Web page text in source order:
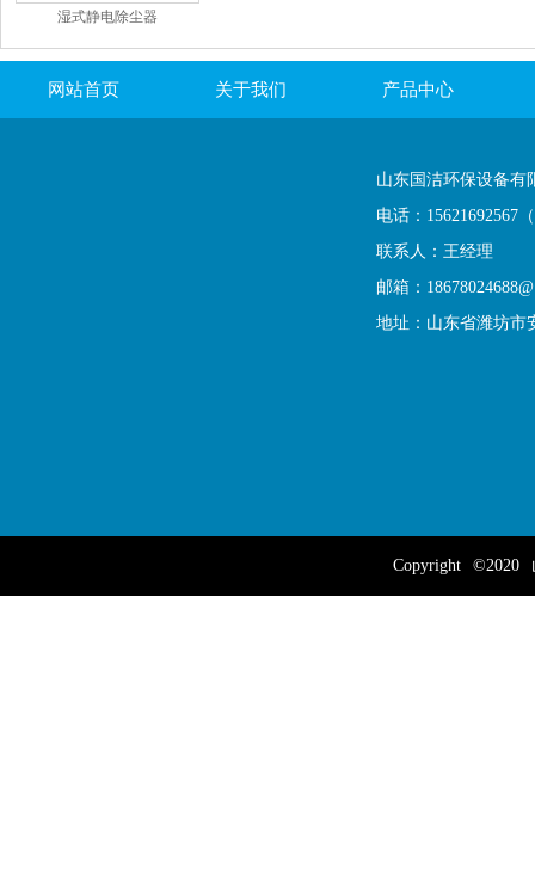
湿式静电除尘器
网站首页 关于我们 产品中心
山东国洁环保设备有
电话：15621692567
联系人：王经理
邮箱：
地址：山东省潍坊市
Copyright ©2020